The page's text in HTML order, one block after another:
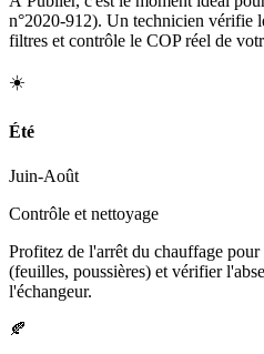
n°2020-912). Un technicien vérifie
filtres et contrôle le COP réel de
☀️
Été
Juin-Août
Contrôle et nettoyage
Profitez de l'arrêt du chauffage
(feuilles, poussières) et vérifier
l'échangeur.
🍂